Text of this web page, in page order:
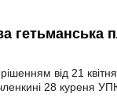
гетьманська
від 21
28 куреня